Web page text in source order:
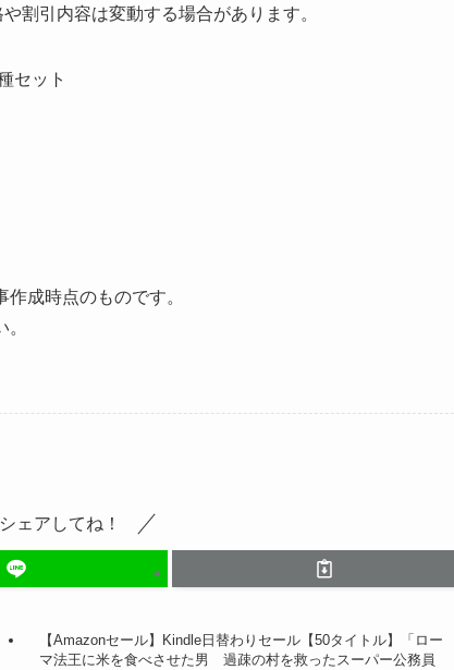
割引内容は変動する場合があります。
セット
成時点のものです。
ェアしてね！
【Amazonセール】Kindle日替わりセール【50タイトル】「ロー
マ法王に米を食べさせた男 過疎の村を救ったスーパー公務員